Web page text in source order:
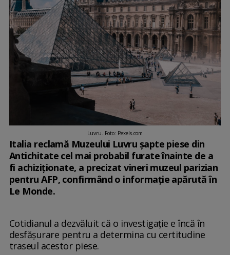
Luvru. Foto: Pexels.com
Italia reclamă Muzeului Luvru şapte piese din
Antichitate cel mai probabil furate înainte de a
fi achiziţionate, a precizat vineri muzeul parizian
pentru AFP, confirmând o informaţie apărută în
Le Monde.
Cotidianul a dezvăluit că o investigaţie e încă în
desfăşurare pentru a determina cu certitudine
traseul acestor piese.